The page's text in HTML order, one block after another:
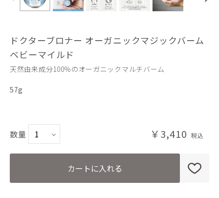
ドクターブロナー オーガニックマジックバーム
ベビーマイルド
天然由来成分100％のオーガニックマルチバーム
数量 ￥3,410
57g
カートに入れる